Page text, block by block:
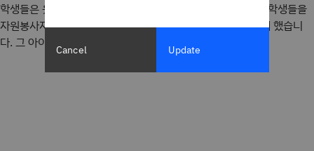
학생들은 옷을 차려입고 이력서를 제출했고 학교 상담 교사는 학생들을
자원봉사자 한 명과 짝을 지어 하루 종일 그 사람을 따라다니게 했습니
다. 그 아이들을 위해 작은 배지를 코팅해 주곤 했어요.”
Cancel Update